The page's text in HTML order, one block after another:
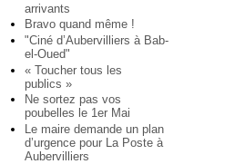
arrivants
Bravo quand même !
"Ciné d’Aubervilliers à Bab-
el-Oued"
« Toucher tous les
publics »
Ne sortez pas vos
poubelles le 1er Mai
Le maire demande un plan
d’urgence pour La Poste à
Aubervilliers